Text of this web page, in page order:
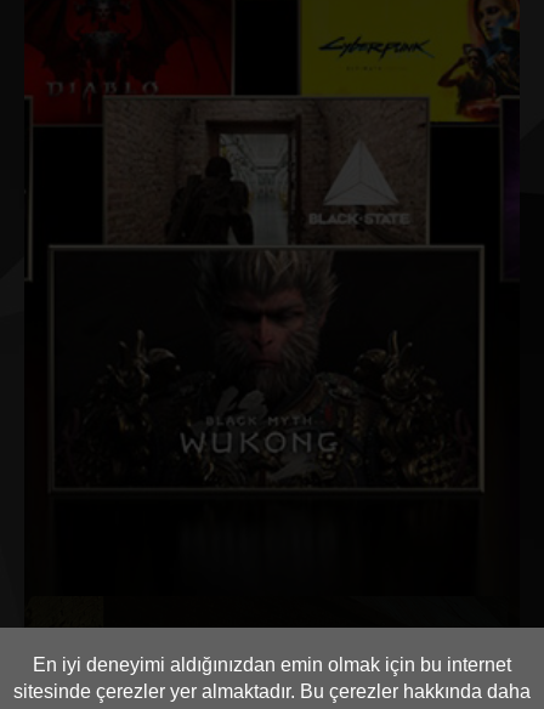
En iyi deneyimi aldığınızdan emin olmak için bu internet
sitesinde çerezler yer almaktadır. Bu çerezler hakkında daha